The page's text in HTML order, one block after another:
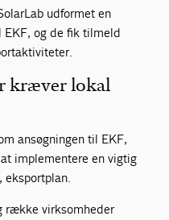
udformet en
EKF, og de fik tilmeld
kræver lokal
ansøgningen til EKF,
implementere en vigtig
eksportplan.
række virksomheder